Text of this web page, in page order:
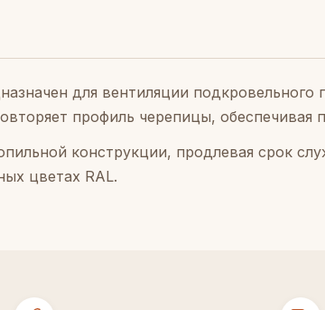
для вентиляции
профиль черепицы, обеспечивая
конструкции, продлевая срок
цветах RAL.